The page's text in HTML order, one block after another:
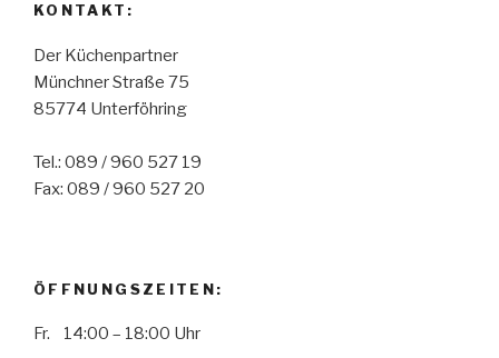
KONTAKT:
Der Küchenpartner
Münchner Straße 75
85774 Unterföhring
Tel.: 089 / 960 527 19
Fax: 089 / 960 527 20
ÖFFNUNGSZEITEN:
Fr. 14:00 – 18:00 Uhr